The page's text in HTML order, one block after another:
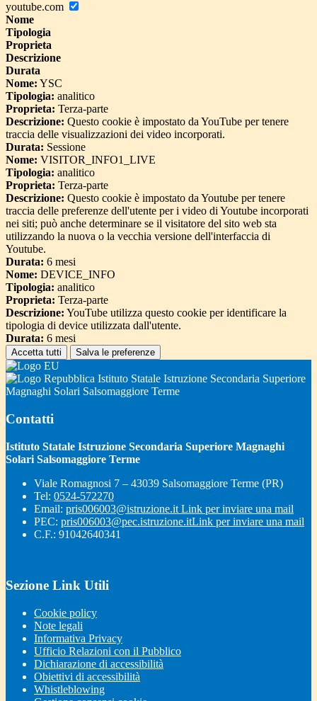
youtube.com
Nome
Tipologia
Proprieta
Descrizione
Durata
Nome: YSC
Tipologia: analitico
Proprieta: Terza-parte
Descrizione: Questo cookie è impostato da YouTube per tenere
traccia delle visualizzazioni dei video incorporati.
Durata: Sessione
Nome: VISITOR_INFO1_LIVE
Tipologia: analitico
Proprieta: Terza-parte
Descrizione: Questo cookie è impostato da Youtube per tenere
traccia delle preferenze dell'utente per i video di Youtube incorporati
nei siti; può anche determinare se il visitatore del sito web sta
utilizzando la nuova o la vecchia versione dell'interfaccia di
Youtube.
Durata: 6 mesi
Nome: DEVICE_INFO
Tipologia: analitico
Proprieta: Terza-parte
Descrizione: YouTube utilizza questo cookie per identificare la
tipologia di device utilizzata dall'utente.
Durata: 6 mesi
Accetta tutti Salva le preferenze
Istituto Statale Istruzione Secondaria Superiore
Magnaghi Solari Salsomaggiore Terme
Contatti
Istituto Statale Istruzione Secondaria Superiore Magnaghi
Solari Salsomaggiore Terme
Viale Romagnosi 7 – 43039 Salsomaggiore Terme (PR)
Tel: 0524-572270
Email: pris006003@istruzione.it Link per inviare una mail
PEC: pris006003@pec.istruzione.itLink per inviare una mail
C.F.: 91042640341
Sezione Link Utili
Cookie policy
Note legali
Informativa Privacy
Ufficio Relazioni con il Pubblico
Dichiarazione di accessibilità
Obiettivi di accessibilità
Whistleblowing